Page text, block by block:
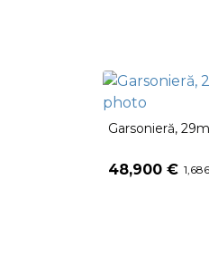
Garsonieră,
48,900 €